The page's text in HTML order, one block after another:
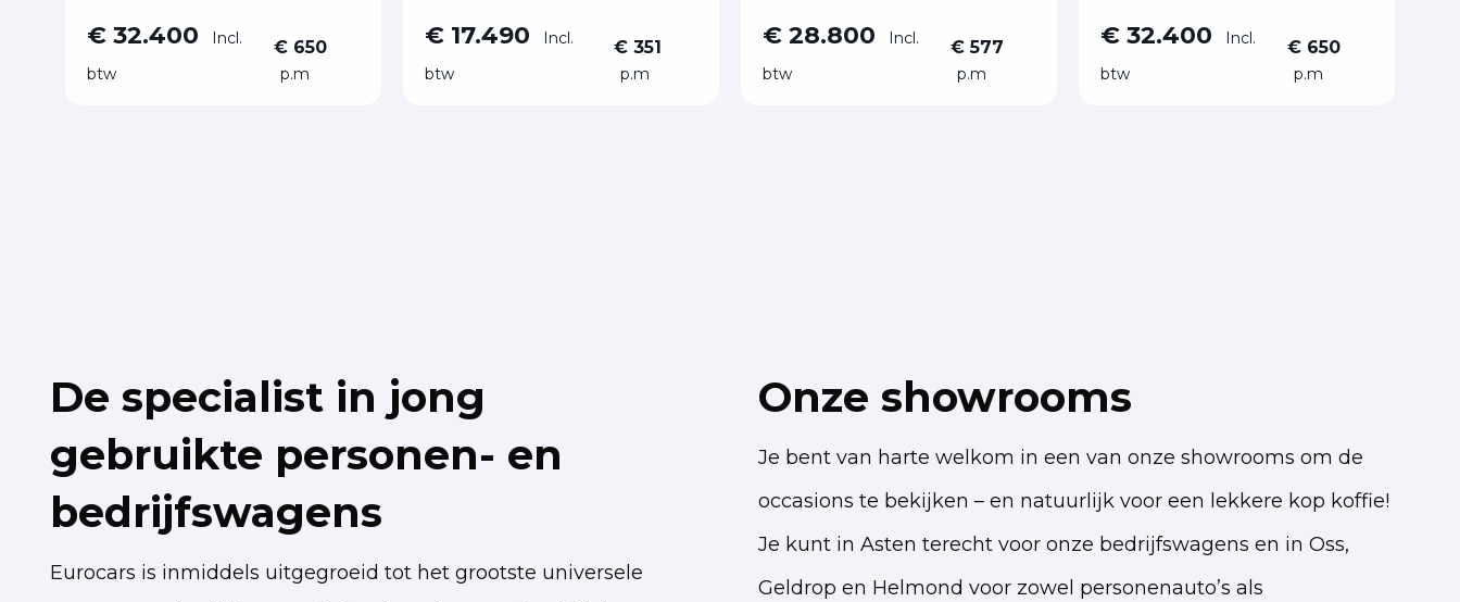
€ 32.400
Incl.
btw
€ 650
p.m
€ 17.490
Incl.
btw
€ 351
p.m
€ 28.800
Incl.
btw
€ 577
p.m
€ 32.400
Incl.
btw
€ 650
p.m
De specialist in jong
gebruikte personen- en
bedrijfswagens
Eurocars is inmiddels uitgegroeid tot het grootste universele
Onze showrooms
Je bent van harte welkom in een van onze showrooms om de
occasions te bekijken – en natuurlijk voor een lekkere kop koffie!
Je kunt in Asten terecht voor onze bedrijfswagens en in Oss,
Geldrop en Helmond voor zowel personenauto’s als